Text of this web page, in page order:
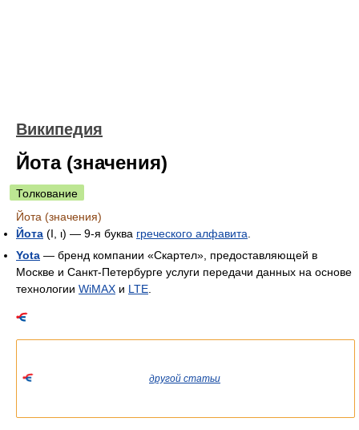
Википедия
Йота (значения)
Толкование
Йота (значения)
Йота (Ι, ι) — 9-я буква греческого алфавита
Yota — бренд компании «Скартел», предоставляющей в
Москве и Санкт-Петербурге услуги передачи данных на основе
технологии WiMAX и LTE
другой статьи